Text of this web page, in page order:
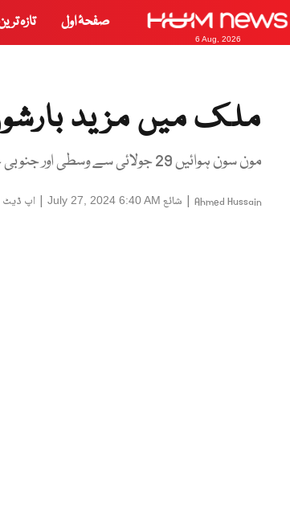
6 Aug, 2026
صفحۂ اول تازہ
ملک میں مزید
مون سون ہوائیں 29 جولائی سے وسطی اور جنوبی حصوں تک پھیلنے کا امکان ہے۔
Ahmed Hussain
| شائع July 27, 2024 6:40 AM
| اپ ڈیٹ